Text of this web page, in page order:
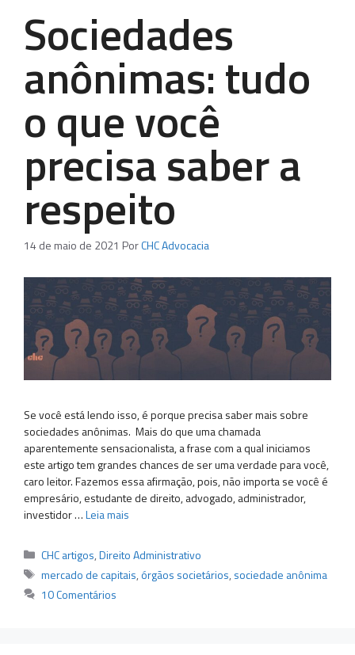
Sociedades
anônimas: tudo
o que você
precisa saber a
respeito
14 de maio de 2021 PorCHC Advocacia
Se você está lendo isso, é porque precisa saber mais sobre
sociedades anônimas. Mais do que uma chamada
aparentemente sensacionalista, a frase com a qual iniciamos
este artigo tem grandes chances de ser uma verdade para você,
caro leitor. Fazemos essa afirmação, pois, não importa se você é
empresário, estudante de direito, advogado, administrador,
investidor …Leia mais
Categorias
CHC artigos,Direito Administrativo
Tags
mercado de capitais,órgãos societários, sociedade anônima
10 Comentários